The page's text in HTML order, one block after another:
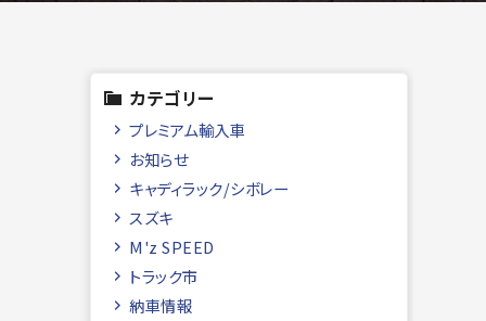
カテゴリー
プレミアム輸入車
お知らせ
キャディラック/シボレー
スズキ
M'z SPEED
トラック市
納車情報